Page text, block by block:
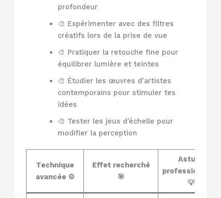
profondeur
🎨 Expérimenter avec des filtres
créatifs lors de la prise de vue
🎨 Pratiquer la retouche fine pour
équilibrer lumière et teintes
🎨 Étudier les œuvres d’artistes
contemporains pour stimuler tes
idées
🎨 Tester les jeux d’échelle pour
modifier la perception
Technique
avancée ⚙️
Effet recherché
🎯
Astuce
professionnelle
💡